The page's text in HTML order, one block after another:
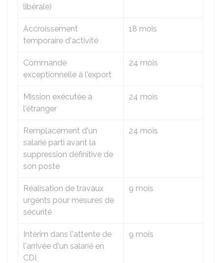
libérale)
Accroissement
temporaire d'activité
18 mois
Commande
exceptionnelle à l'export
24 mois
Mission exécutée à
l'étranger
24 mois
Remplacement d'un
salarié parti avant la
suppression définitive de
son poste
24 mois
Réalisation de travaux
urgents pour mesures de
sécurité
9 mois
Intérim dans l'attente de
l'arrivée d'un salarié en
CDI
9 mois